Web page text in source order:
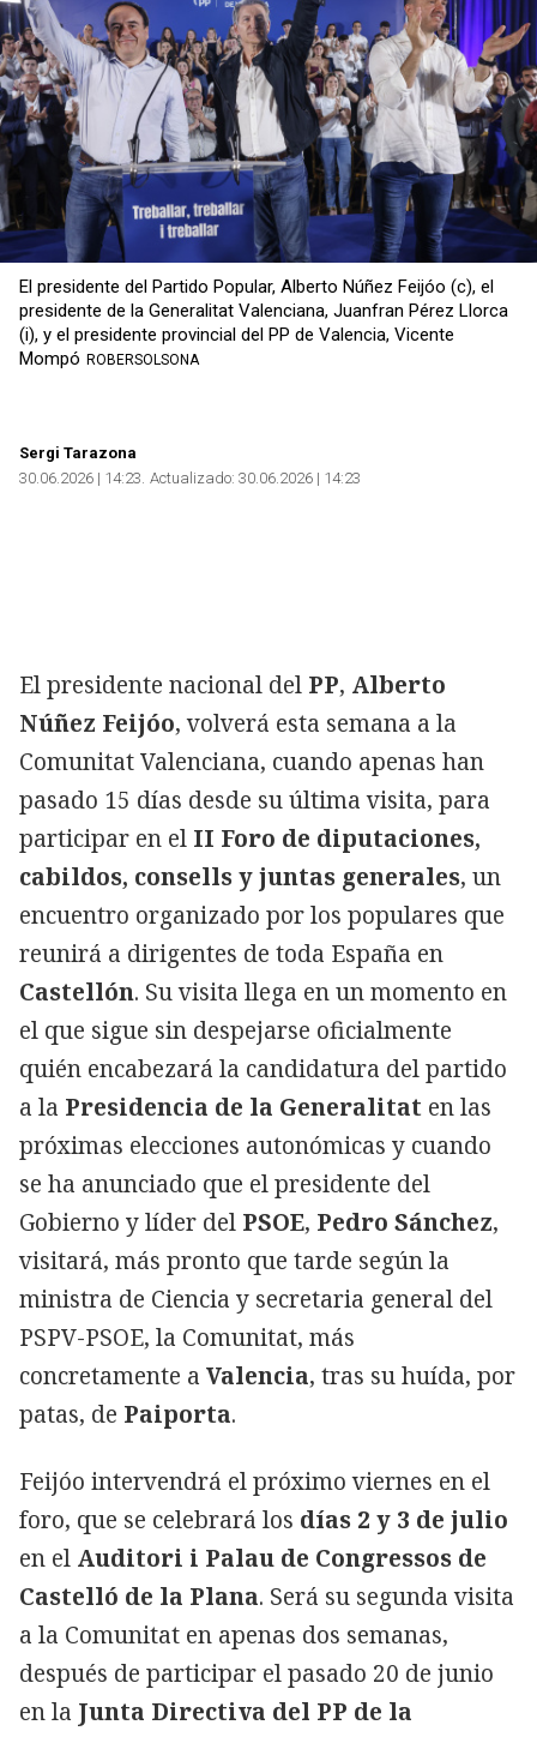
El presidente del Partido Popular, Alberto Núñez Feijóo (c), el
presidente de la Generalitat Valenciana, Juanfran Pérez Llorca
(i), y el presidente provincial del PP de Valencia, Vicente
Mompó ROBERSOLSONA
Sergi Tarazona
30.06.2026 | 14:23 Actualizado: 30.06.2026 | 14:23
El presidente nacional del PP, Alberto
Núñez Feijóo, volverá esta semana a la
Comunitat Valenciana, cuando apenas han
pasado 15 días desde su última visita, para
participar en el II Foro de diputaciones,
cabildos, consells y juntas generales, un
encuentro organizado por los populares que
reunirá a dirigentes de toda España en
Castellón. Su visita llega en un momento en
el que sigue sin despejarse oficialmente
quién encabezará la candidatura del partido
a la Presidencia de la Generalitat en las
próximas elecciones autonómicas y cuando
se ha anunciado que el presidente del
Gobierno y líder del PSOE, Pedro Sánchez,
visitará, más pronto que tarde según la
ministra de Ciencia y secretaria general del
PSPV-PSOE, la Comunitat, más
concretamente a Valencia, tras su huída, por
patas, de Paiporta.
Feijóo intervendrá el próximo viernes en el
foro, que se celebrará los días 2 y 3 de julio
en el Auditori i Palau de Congressos de
Castelló de la Plana. Será su segunda visita
a la Comunitat en apenas dos semanas,
después de participar el pasado 20 de junio
en la Junta Directiva del PP de la